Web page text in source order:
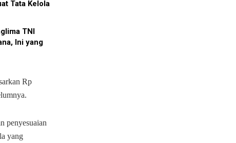
Tata Kelola
TNI
Ini yang
Rp
penyesuaian
yang